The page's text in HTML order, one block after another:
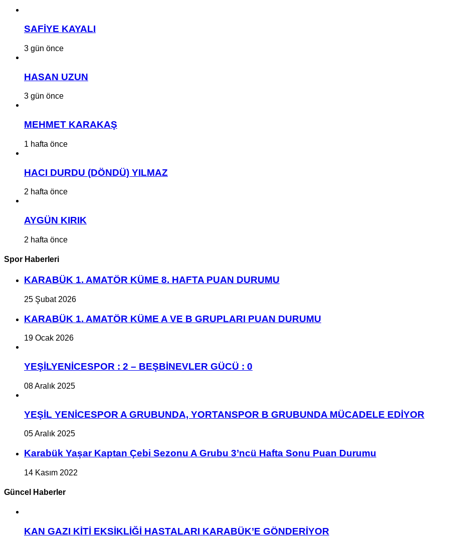
SAFİYE KAYALI
3 gün önce
HASAN UZUN
3 gün önce
MEHMET KARAKAŞ
1 hafta önce
HACI DURDU (DÖNDÜ) YILMAZ
2 hafta önce
AYGÜN KIRIK
2 hafta önce
Spor Haberleri
KARABÜK 1. AMATÖR KÜME 8. HAFTA PUAN DURUMU
25 Şubat 2026
KARABÜK 1. AMATÖR KÜME A VE B GRUPLARI PUAN DURUMU
19 Ocak 2026
YEŞİLYENİCESPOR : 2 – BEŞBİNEVLER GÜCÜ : 0
08 Aralık 2025
YEŞİL YENİCESPOR A GRUBUNDA, YORTANSPOR B GRUBUNDA MÜCADELE EDİYOR
05 Aralık 2025
Karabük Yaşar Kaptan Çebi Sezonu A Grubu 3’ncü Hafta Sonu Puan Durumu
14 Kasım 2022
Güncel Haberler
KAN GAZI KİTİ EKSİKLİĞİ HASTALARI KARABÜK’E GÖNDERİYOR